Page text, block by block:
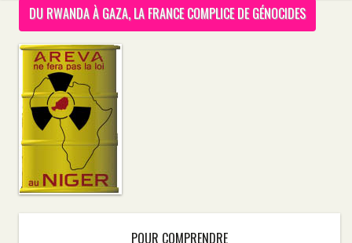
DU RWANDA À GAZA, LA FRANCE COMPLICE DE GÉNOCIDES
POUR COMPRENDRE